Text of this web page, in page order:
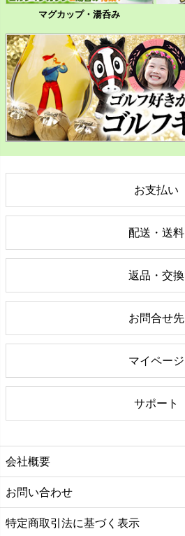
マグカップ・湯呑み
お支払い
配送・送料
返品・交換
お問合せ先
マイページ
サポート
会社概要
お問い合わせ
特定商取引法に基づく表示